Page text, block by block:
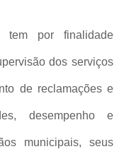
tem por finalidade
dos serviços
de reclamações e
desempenho e
municipais, seus